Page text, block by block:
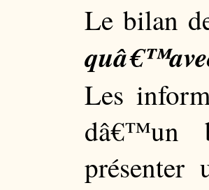
Le bilan
Les
dâ€™un
présenter